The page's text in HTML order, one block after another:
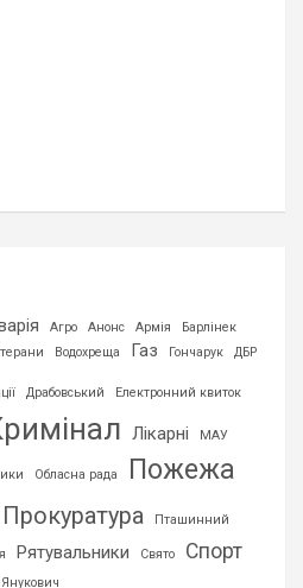
Агро Анонс Армія Барлінек
Водохреща Газ Гончарук ДБР
Драбовський Електронний квиток
Лікарні МАУ
Обласна рада Пожежа
Прокуратура Пташинний
Рятувальники Свято
Спорт
Янукович